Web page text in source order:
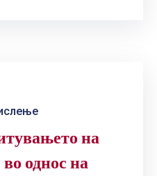
на
однос на